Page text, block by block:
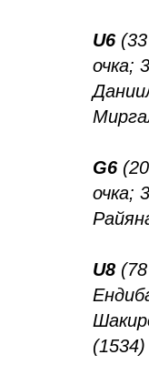
U6
очка;
G6
очка;
U8